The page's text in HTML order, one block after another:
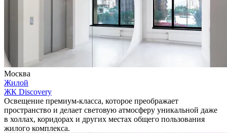
Москва
Жилой
ЖК Discovery
Освещение премиум-класса, которое преображает
пространство и делает световую атмосферу уникальной даже
в холлах, коридорах и других местах общего пользования
жилого комплекса.